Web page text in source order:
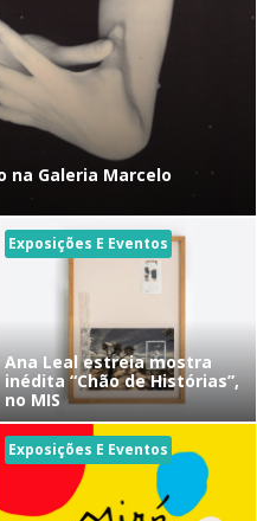
na Galeria Marcelo
Exposições E Eventos
Ana Leal estreia mostra
inédita “Chão de Histórias”,
no MIS
Exposições E Eventos